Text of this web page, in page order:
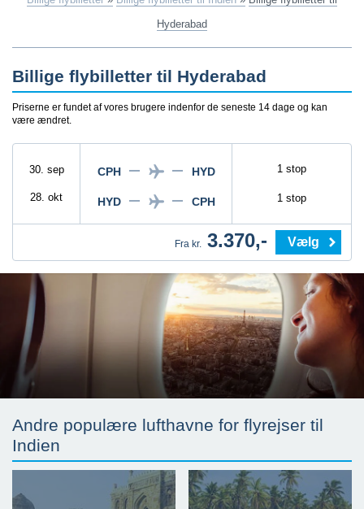
Hyderabad
Billige flybilletter til Hyderabad
Priserne er fundet af vores brugere indenfor de seneste 14 dage og kan
være ændret.
30. sep
28. okt
CPH HYD
HYD CPH
1 stop
1 stop
Fra kr. 3.370,- Vælg
Andre populære lufthavne for flyrejser til
Indien